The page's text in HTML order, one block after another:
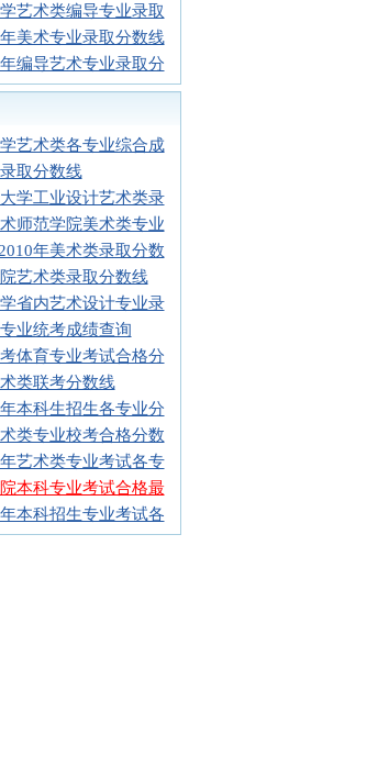
艺术类编导专业录取
美术专业录取分数线
编导艺术专业录取分
艺术类各专业综合成
取分数线
学工业设计艺术类录
师范学院美术类专业
年美术类录取分数
艺术类录取分数线
省内艺术设计专业录
业统考成绩查询
体育专业考试合格分
类联考分数线
本科生招生各专业分
类专业校考合格分数
艺术类专业考试各专
本科专业考试合格最
本科招生专业考试各